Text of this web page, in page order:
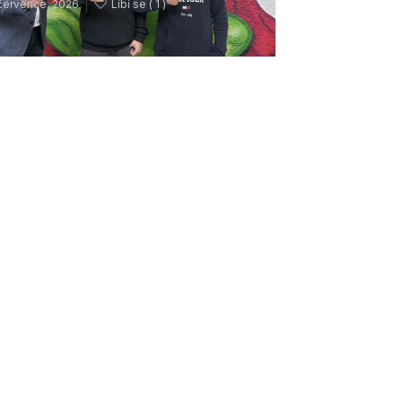
2026 Líbí se ( 1 )